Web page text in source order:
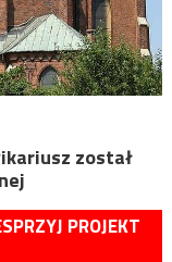
został
PROJEKT